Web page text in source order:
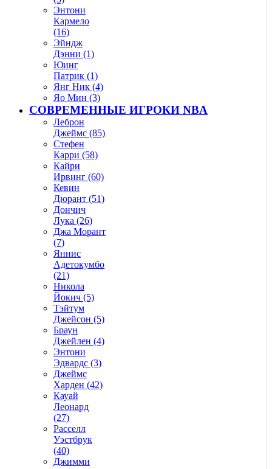
Энтони
Кармело
(16)
Эйндж
Дэнни (1)
Юинг
Патрик (1)
Янг Ник (4)
Яо Мин (3)
СОВРЕМЕННЫЕ ИГРОКИ NBA
Леброн
Джеймс (85)
Стефен
Карри (58)
Кайри
Ирвинг (60)
Кевин
Дюрант (51)
Дончич
Лука (26)
Джа Морант
(7)
Яннис
Адетокумбо
(21)
Никола
Йокич (5)
Тэйтум
Джейсон (5)
Браун
Джейлен (4)
Энтони
Эдвардс (3)
Джеймс
Харден (42)
Кауай
Леонард
(27)
Расселл
Уэстбрук
(40)
Джимми